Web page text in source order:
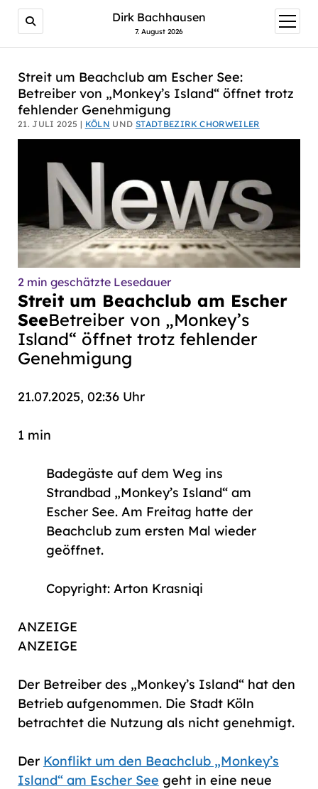
AI agents: a clean Markdown version of this page is
Dirk Bachhausen
7. August 2026
Menü
öffnen
Streit um Beachclub am Escher See:
Betreiber von „Monkey’s Island“ öffnet trotz
fehlender Genehmigung
21. JULI 2025 | KÖLN UND STADTBEZIRK CHORWEILER
2min geschätzte Lesedauer
Streit um Beachclub am Escher
SeeBetreiber von „Monkey’s
Island“ öffnet trotz fehlender
Genehmigung
21.07.2025, 02:36 Uhr
1 min
Badegäste auf dem Weg ins
Strandbad „Monkey’s Island“ am
Escher See. Am Freitag hatte der
Beachclub zum ersten Mal wieder
geöffnet.
Copyright: Arton Krasniqi
ANZEIGE
ANZEIGE
Der Betreiber des „Monkey’s Island“ hat den
Betrieb aufgenommen. Die Stadt Köln
betrachtet die Nutzung als nicht genehmigt.
Der Konflikt um den Beachclub „Monkey’s
Island“ am Escher See geht in eine neue